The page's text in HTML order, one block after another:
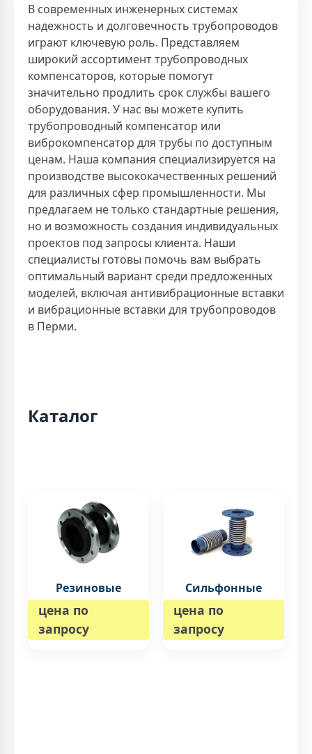
В современных инженерных системах
надежность и долговечность трубопроводов
играют ключевую роль. Представляем
широкий ассортимент трубопроводных
компенсаторов, которые помогут
значительно продлить срок службы вашего
оборудования. У нас вы можете купить
трубопроводный компенсатор или
виброкомпенсатор для трубы по доступным
ценам. Наша компания специализируется на
производстве высококачественных решений
для различных сфер промышленности. Мы
предлагаем не только стандартные решения,
но и возможность создания индивидуальных
проектов под запросы клиента. Наши
специалисты готовы помочь вам выбрать
оптимальный вариант среди предложенных
моделей, включая антивибрационные вставки
и вибрационные вставки для трубопроводов
в Перми.
Каталог
Резиновые
цена по
запросу
Сильфонные
цена по
запросу